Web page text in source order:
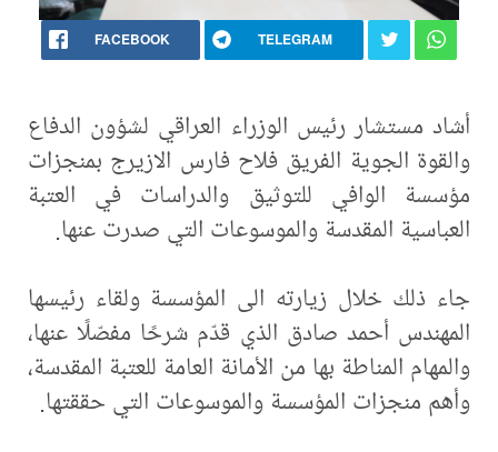
FACEBOOK TELEGRAM
أشاد مستشار رئيس الوزراء العراقي لشؤون الدفاع
والقوة الجوية الفريق فلاح فارس الازيرج بمنجزات
مؤسسة الوافي للتوثيق والدراسات في العتبة
العباسية المقدسة والموسوعات التي صدرت عنها.
جاء ذلك خلال زيارته الى المؤسسة ولقاء رئيسها
المهندس أحمد صادق الذي قدّم شرحًا مفصّلًا عنها،
والمهام المناطة بها من الأمانة العامة للعتبة المقدسة،
وأهم منجزات المؤسسة والموسوعات التي حققتها.